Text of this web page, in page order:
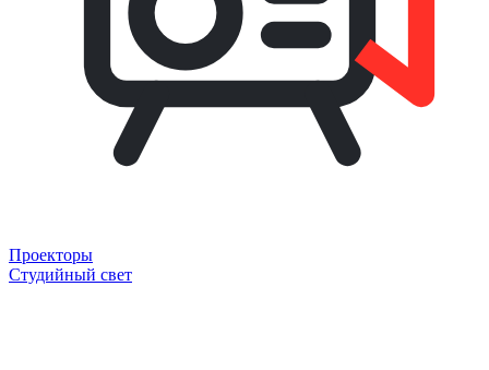
Проекторы
Студийный свет